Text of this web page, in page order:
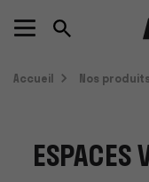
Accueil Nos produits
ESPACES